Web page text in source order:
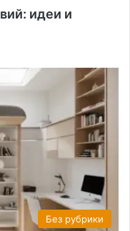
идеи и
Без рубрики